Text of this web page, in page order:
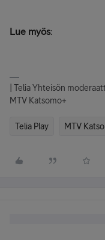
Lue myös:
| Telia Yhteisön
MTV Katsomo+
Telia Play MTV